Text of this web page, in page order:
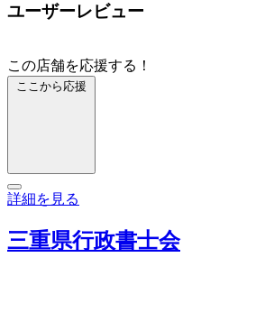
ユーザーレビュー
この店舗を応援する！
ここから応援
詳細を見る
三重県行政書士会